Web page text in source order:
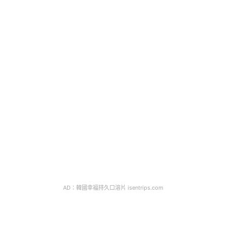
AD：韓國幸福持久口溶片 isentrips.com